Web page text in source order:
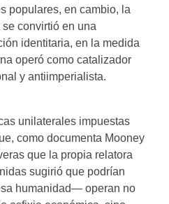
populares, en cambio, la
convirtió en una
identitaria, en la medida
operó como catalizador
y antiimperialista.
unilaterales impuestas
como documenta Mooney
que la propia relatora
sugirió que podrían
humanidad— operan no